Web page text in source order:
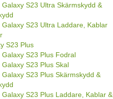
S23 Ultra Skärmskydd &
Galaxy S23 Ultra Laddare, Kablar
S23 Plus
Galaxy S23 Plus Fodral
S23 Plus Skal
S23 Plus Skärmskydd &
Galaxy S23 Plus Laddare, Kablar &